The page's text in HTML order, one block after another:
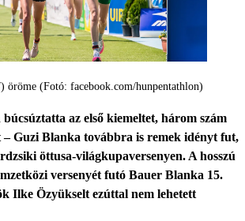
öröme (Fotó: facebook.com/hunpentathlon)
búcsúztatta az első kiemeltet, három szám
Guzi Blanka továbbra is remek idényt fut,
öttusa-világkupaversenyen. A hosszú
versenyét futó Bauer Blanka 15.
Ilke Özyükselt ezúttal nem lehetett